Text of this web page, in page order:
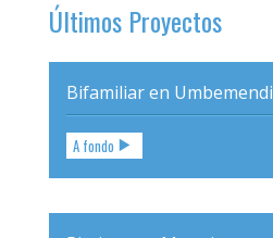
Últimos Proyectos
Bifamiliar en Umbemendi
A fondo